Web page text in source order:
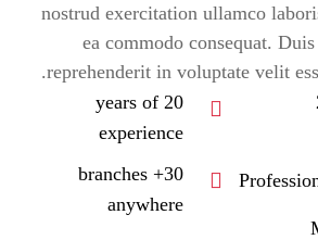
nostrud exercitation ullamco
ea commodo consequat.
reprehenderit in voluptate velit
20 years of
experience
30+ branches
anywhere